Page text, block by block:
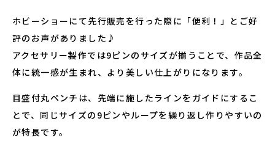
ホビーショーにて先行販売を行った際に「便利！」とご好
評のお声がありました♪
アクセサリー製作では9ピンのサイズが揃うことで、作品全
体に統一感が生まれ、より美しい仕上がりになります。
目盛付丸ペンチは、先端に施したラインをガイドにするこ
とで、同じサイズの9ピンやループを繰り返し作りやすいの
が特長です。